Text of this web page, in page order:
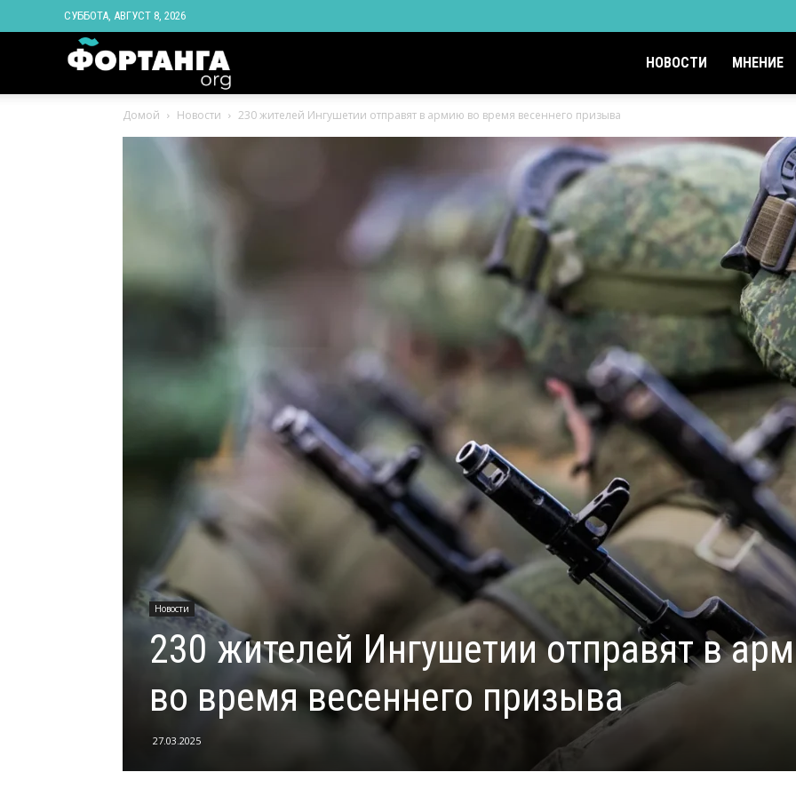
СУББОТА, АВГУСТ 8, 2026
Ингушетии
НОВОСТИ МНЕНИЕ
Домой Новости 230 жителей Ингушетии отправят в армию во время весеннего призыва
Новости
230 жителей Ингушетии отправят в
во время весеннего призыва
27.03.2025